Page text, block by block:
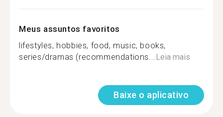
Meus assuntos favoritos
lifestyles, hobbies, food, music, books,
series/dramas (recommendations...Leia mais
Baixe o aplicativo